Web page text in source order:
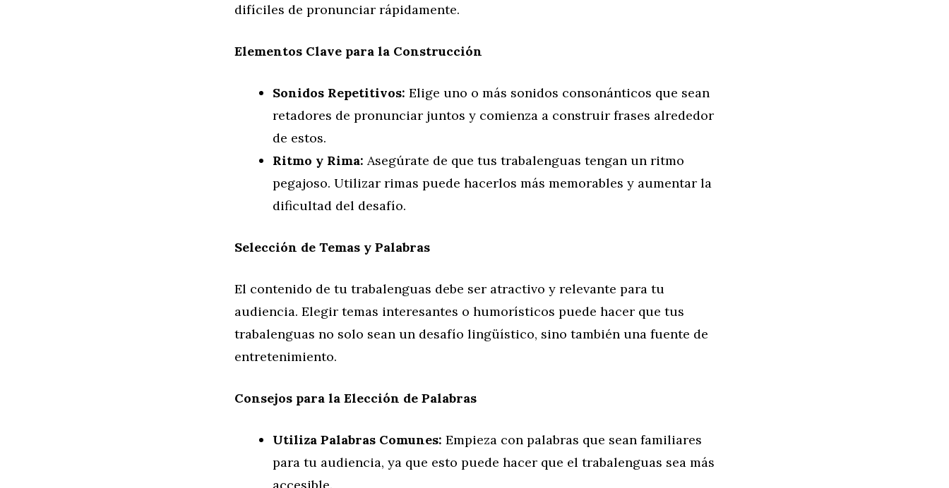
difíciles de pronunciar rápidamente.
Elementos Clave para la Construcción
Sonidos Repetitivos: Elige uno o más sonidos consonánticos que sean
retadores de pronunciar juntos y comienza a construir frases alrededor
de estos.
Ritmo y Rima: Asegúrate de que tus trabalenguas tengan un ritmo
pegajoso. Utilizar rimas puede hacerlos más memorables y aumentar la
dificultad del desafío.
Selección de Temas y Palabras
El contenido de tu trabalenguas debe ser atractivo y relevante para tu
audiencia. Elegir temas interesantes o humorísticos puede hacer que tus
trabalenguas no solo sean un desafío lingüístico, sino también una fuente de
entretenimiento.
Consejos para la Elección de Palabras
Utiliza Palabras Comunes: Empieza con palabras que sean familiares
para tu audiencia, ya que esto puede hacer que el trabalenguas sea más
accesible.